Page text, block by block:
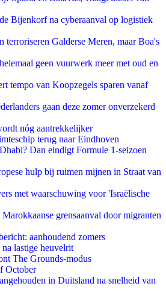
Bijenkorf na cyberaanval op logistiek
terroriseren Galderse Meren, maar Boa's
geen vuurwerk meer met oud en
tempo van Koopzegels sparen vanaf
gaan deze zomer onverzekerd
nóg aantrekkelijker
terug naar Eindhoven
Dan eindigt Formule 1-seizoen
hulp bij ruimen mijnen in Straat van
met waarschuwing voor 'Israëlische
grensaanval door migranten
aanhoudend zomers
lastige heuvelrit
The Grounds-modus
October
in Duitsland na snelheid van